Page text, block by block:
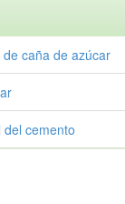
caña de azúcar
cemento